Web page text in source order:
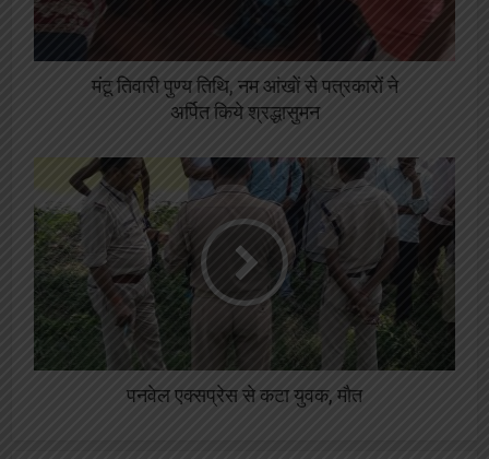
मंटू तिवारी पुण्य तिथि, नम आंखों से पत्रकारों ने
अर्पित किये श्रद्धासुमन
पनवेल एक्सप्रेस से कटा युवक, मौत